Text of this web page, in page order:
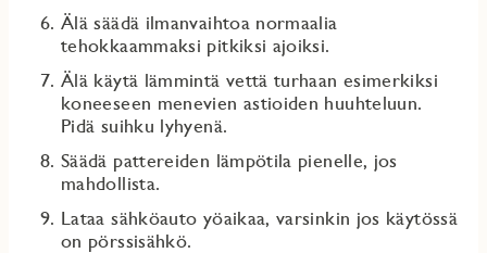
Älä säädä ilmanvaihtoa normaalia
tehokkaammaksi pitkiksi ajoiksi.
Älä käytä lämmintä vettä turhaan esimerkiksi
koneeseen menevien astioiden huuhteluun.
Pidä suihku lyhyenä.
Säädä pattereiden lämpötila pienelle, jos
mahdollista.
Lataa sähköauto yöaikaa, varsinkin jos käytössä
on pörssisähkö.